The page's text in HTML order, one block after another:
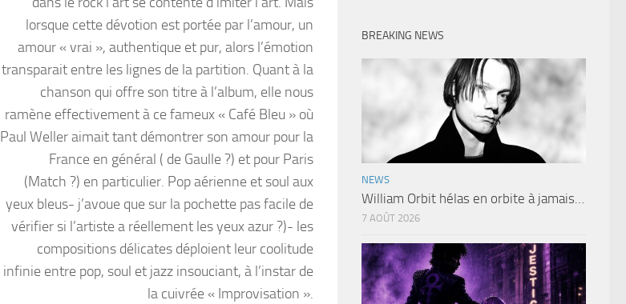
lorsque cette dévotion est portée par l’amour, un
amour « vrai », authentique et pur, alors l’émotion
transparait entre les lignes de la partition. Quant à la
chanson qui offre son titre à l’album, elle nous
ramène effectivement à ce fameux « Café Bleu » où
Paul Weller aimait tant démontrer son amour pour la
France en général ( de Gaulle ?) et pour Paris
(Match ?) en particulier. Pop aérienne et soul aux
yeux bleus- j’avoue que sur la pochette pas facile de
vérifier si l’artiste a réellement les yeux azur ?)- les
compositions délicates déploient leur coolitude
infinie entre pop, soul et jazz insouciant, à l’instar de
la cuivrée « Improvisation ».
BREAKING NEWS
NEWS
William Orbit hélas en orbite à jamais…
7 AOÛT 2026